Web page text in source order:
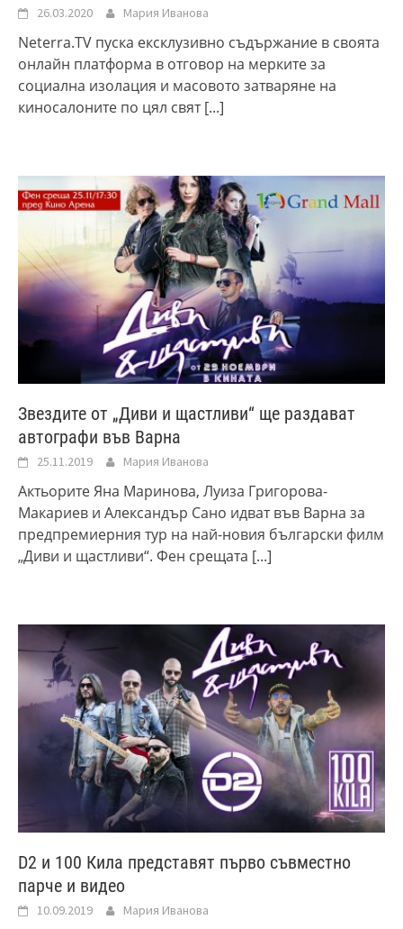
26.03.2020 Мария Иванова
Neterra.TV пуска ексклузивно съдържание в своята
онлайн платформа в отговор на мерките за
социална изолация и масовото затваряне на
киносалоните по цял свят[...]
Звездите от „Диви и щастливи“ ще раздават
автографи във Варна
25.11.2019 Мария Иванова
Актьорите Яна Маринова, Луиза Григорова-
Макариев и Александър Сано идват във Варна за
предпремиерния тур на най-новия български филм
„Диви и щастливи“. Фен срещата [...]
D2 и 100 Кила представят първо съвместно
парче и видео
10.09.2019 Мария Иванова